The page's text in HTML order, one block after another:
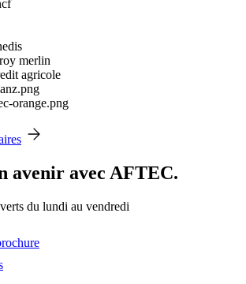
avenir avec AFTEC.
du lundi au vendredi